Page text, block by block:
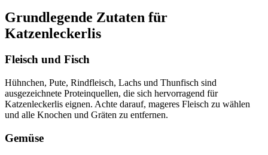
Grundlegende Zutaten für
Katzenleckerlis
Fleisch und Fisch
Hühnchen, Pute, Rindfleisch, Lachs und Thunfisch sind
ausgezeichnete Proteinquellen, die sich hervorragend für
Katzenleckerlis eignen. Achte darauf, mageres Fleisch zu wählen
und alle Knochen und Gräten zu entfernen.
Gemüse